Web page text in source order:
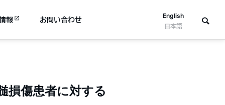
English
日本語
報 お問い合わせ
損傷患者に対する